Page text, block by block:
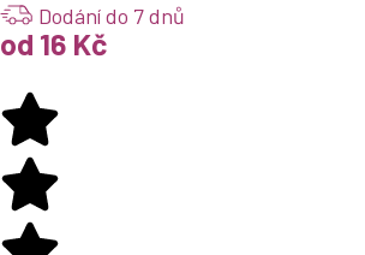
Dodání do 7 dnů
od 16 Kč